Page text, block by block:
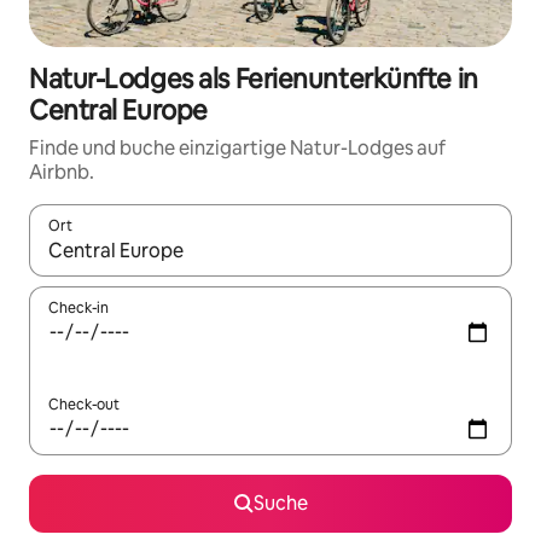
Natur-Lodges als Ferienunterkünfte in
Central Europe
Finde und buche einzigartige Natur-Lodges auf
Airbnb.
Ort
Wenn Ergebnisse verfügbar sind, navigiere mit den
Check-in
Check-out
Suche